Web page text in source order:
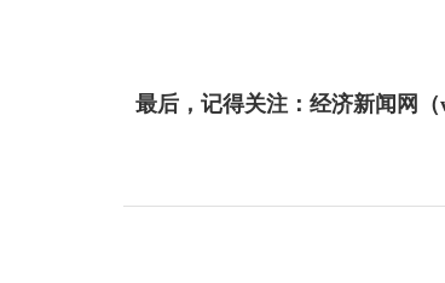
最后，记得关注：经济新闻网